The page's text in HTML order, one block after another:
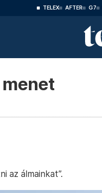
TELEX AFTER G7
az álmainkat”.